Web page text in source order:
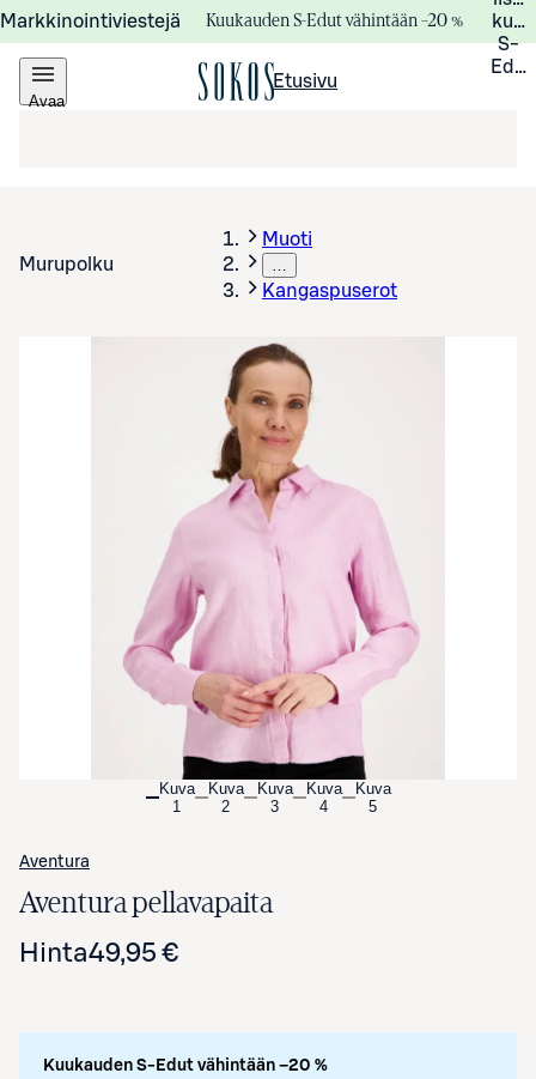
Markkinointiviestejä Kuukauden S-Edut vähintään –20 %
S-
Avaa
Etusivu
Murupolku
Muoti
…
Kangaspuserot
Avaa tuotekuva suurennettuna
Kuva
1
Kuva
2
Kuva
3
Kuva
4
Kuva
5
Aventura
Aventura pellavapaita
Hinta49,95 €
Kuukauden S-Edut vähintään –20 %